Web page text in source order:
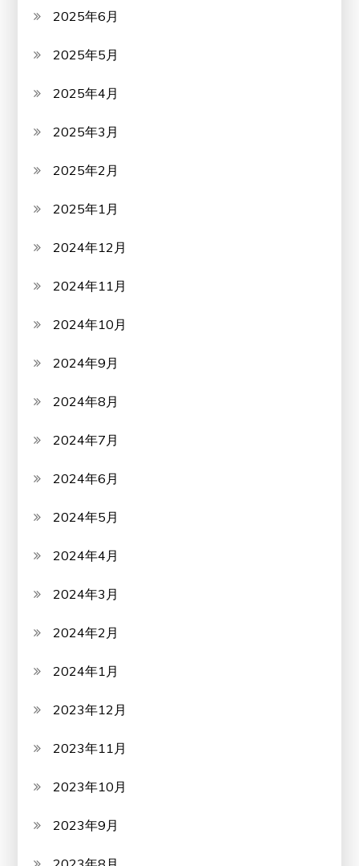
2025年6月
2025年5月
2025年4月
2025年3月
2025年2月
2025年1月
2024年12月
2024年11月
2024年10月
2024年9月
2024年8月
2024年7月
2024年6月
2024年5月
2024年4月
2024年3月
2024年2月
2024年1月
2023年12月
2023年11月
2023年10月
2023年9月